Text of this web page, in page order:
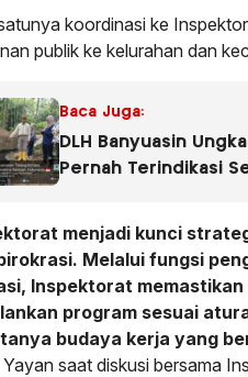
koordinasi ke
publik ke kelurahan dan
Baca Juga:
DLH Banyuasin
Pernah Terindikasi
menjadi kunci
Melalui fungsi
Inspektorat
program sesuai
budaya kerja yang
saat diskusi bersama